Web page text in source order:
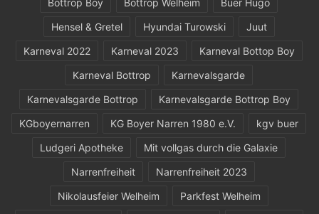
Hensel & Gretel
Hyundai Turowski
Juut
Karneval 2022
Karneval 2023
Karneval Bottop Boy
Karneval Bottrop
Karnevalsgarde
Karnevalsgarde Bottrop
Karnevalsgarde Bottrop Boy
KGboyernarren
KG Boyer Narren 1980 e.V.
kgv buer
Ludgeri Apotheke
Mit vollgas durch die Galaxie
Narrenfreiheit
Narrenfreiheit 2023
Nikolausfeier Welheim
Parkfest Welheim